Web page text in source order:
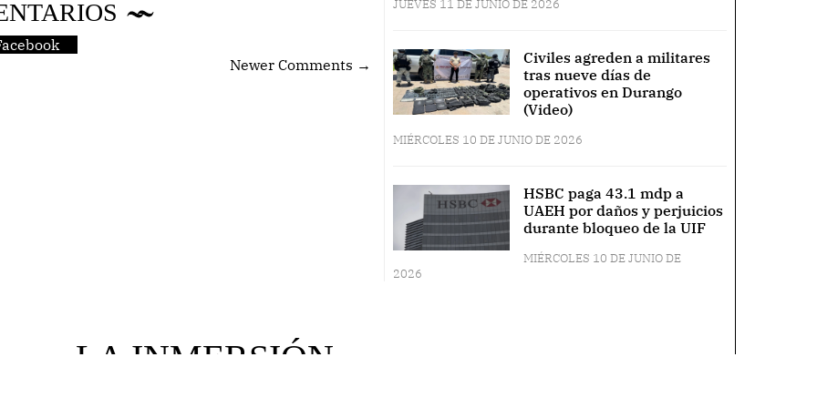
Newer Comments →
JUEVES 11 DE JUNIO DE 2026
Civiles agreden a militares
tras nueve días de
operativos en Durango
(Video)
MIÉRCOLES 10 DE JUNIO DE 2026
HSBC paga 43.1 mdp a
UAEH por daños y perjuicios
durante bloqueo de la UIF
MIÉRCOLES 10 DE JUNIO DE
2026
LA INMERSIÓN